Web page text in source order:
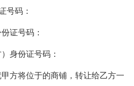
号码：
证号码：
身份证号码：
方将位于的商铺，转让给乙方一